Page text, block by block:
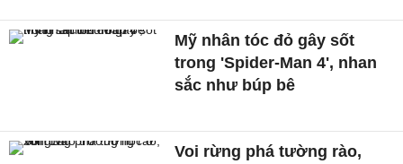
Mỹ nhân tóc đỏ gây sốt
trong 'Spider-Man 4', nhan
sắc như búp bê
Voi rừng phá tường rào,